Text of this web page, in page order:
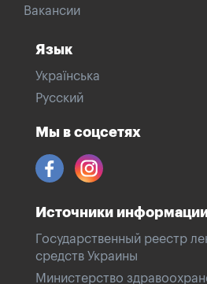
Вакансии
Язык
Українська
Русский
Мы в соцсетях
Источники
Государственный реестр
средств Украины
Министерство